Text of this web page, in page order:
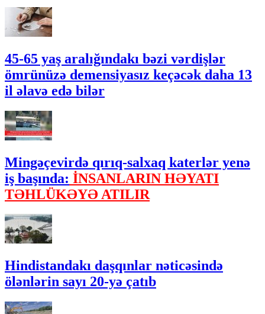
45-65 yaş aralığındakı bəzi vərdişlər
ömrünüzə demensiyasız keçəcək daha 13
il əlavə edə bilər
Mingəçevirdə qırıq-salxaq katerlər yenə
iş başında: İNSANLARIN HƏYATI
TƏHLÜKƏYƏ ATILIR
Hindistandakı daşqınlar nəticəsində
ölənlərin sayı 20-yə çatıb